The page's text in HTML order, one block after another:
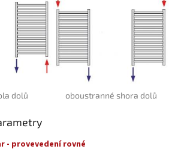
dolů oboustranné shora dolů
- provevedení rovné